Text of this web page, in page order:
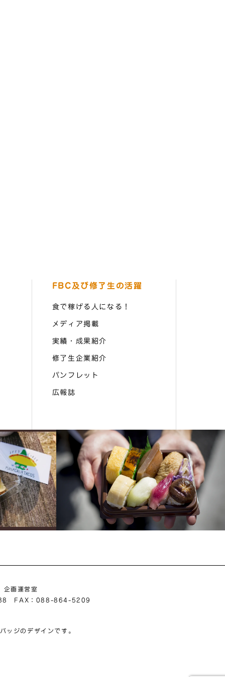
FBC及び修了生の活躍
食で稼げる人になる！
メディア掲載
実績・成果紹介
修了生企業紹介
パンフレット
広報誌
画運営室
FAX：088-864-5209
ッジのデザインです。